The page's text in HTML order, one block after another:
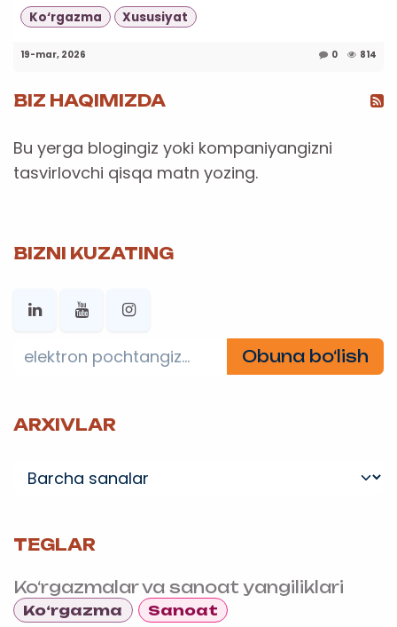
Ko‘rgazma
Xususiyat
19-mar, 2026 0 814
BIZ HAQIMIZDA
Bu yerga blogingiz yoki kompaniyangizni
tasvirlovchi qisqa matn yozing.
BIZNI KUZATING
Obuna bo‘lish
ARXIVLAR
TEGLAR
Ko‘rgazmalar va sanoat yangiliklari
Ko‘rgazma Sanoat